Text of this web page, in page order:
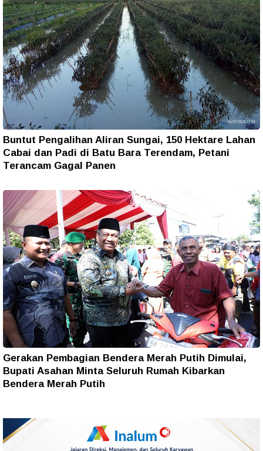
Buntut Pengalihan Aliran Sungai, 150 Hektare Lahan
Cabai dan Padi di Batu Bara Terendam, Petani
Terancam Gagal Panen
Gerakan Pembagian Bendera Merah Putih Dimulai,
Bupati Asahan Minta Seluruh Rumah Kibarkan
Bendera Merah Putih